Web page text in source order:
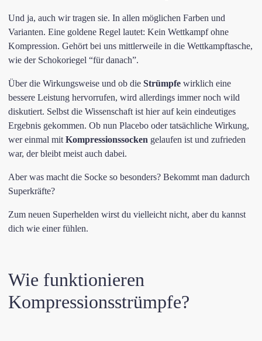
Und ja, auch wir tragen sie. In allen möglichen Farben und
Varianten. Eine goldene Regel lautet: Kein Wettkampf ohne
Kompression. Gehört bei uns mittlerweile in die Wettkampftasche,
wie der Schokoriegel “für danach”.
Über die Wirkungsweise und ob die Strümpfe wirklich eine
bessere Leistung hervorrufen, wird allerdings immer noch wild
diskutiert. Selbst die Wissenschaft ist hier auf kein eindeutiges
Ergebnis gekommen. Ob nun Placebo oder tatsächliche Wirkung,
wer einmal mit Kompressionssocken gelaufen ist und zufrieden
war, der bleibt meist auch dabei.
Aber was macht die Socke so besonders? Bekommt man dadurch
Superkräfte?
Zum neuen Superhelden wirst du vielleicht nicht, aber du kannst
dich wie einer fühlen.
Wie funktionieren
Kompressionsstrümpfe?